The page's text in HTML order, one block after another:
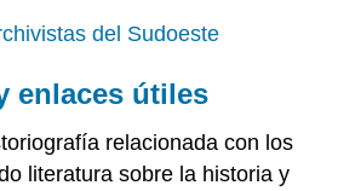
del Sudoeste
enlaces útiles
relacionada con los
literatura sobre la historia y